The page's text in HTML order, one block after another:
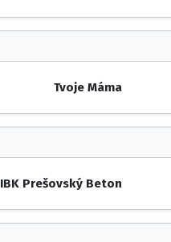
Tvoje Máma
IBK Prešovský Beton